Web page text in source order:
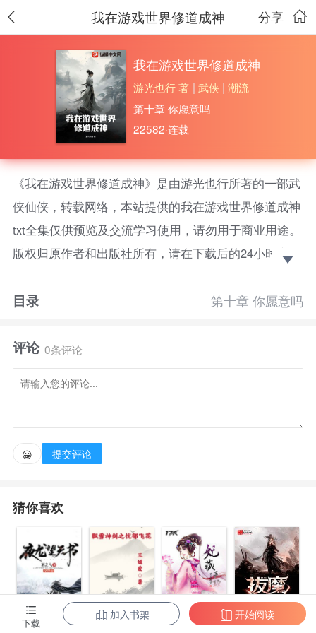
分享
我在游戏世界修道成神
我在游戏世界修道成神
游光也行 著 | 武侠 | 潮流
第十章 你愿意吗
22582·连载
《我在游戏世界修道成神》是由游光也行所著的一部武
侠仙侠，转载网络，本站提供的我在游戏世界修道成神
txt全集仅供预览及交流学习使用，请勿用于商业用途。
版权归原作者和出版社所有，请在下载后的24小时之内
刍狗。作为天道的眼中钉、肉中刺，人族的生存之路坎
正此时，有异人降临。世界因为他们变得更加动荡不
安，天道因为他们下手干预人间。
他们是神奇的天外来客，他们自称--玩家！
目录 第十章 你愿意吗
评论 0条评论
😀 提交评论
猜你喜欢
夜龙望天书 飘雪神剑之忧 妃藏手段
拔魔
下载
加入书架 开始阅读